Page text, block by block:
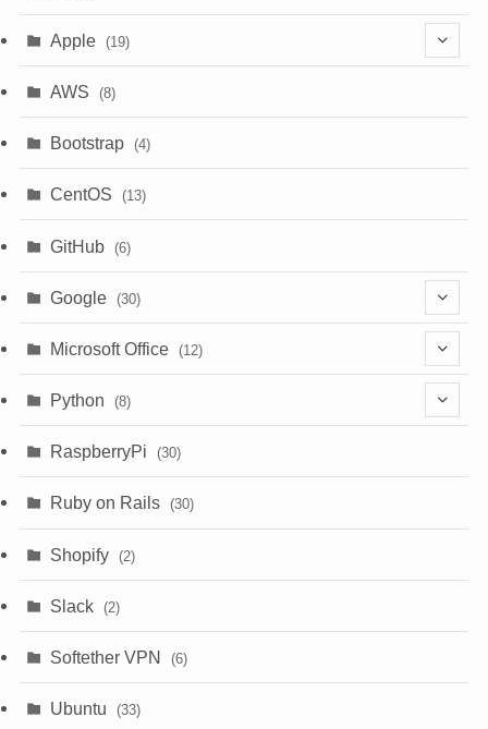
Apple (19)
(1)
(18)
AWS (8)
Bootstrap (4)
CentOS (13)
GitHub (6)
Google (30)
(6)
(1)
(3)
Microsoft Office (12)
(9)
Python (8)
(1)
RaspberryPi (30)
Ruby on Rails (30)
Shopify (2)
Slack (2)
Softether VPN (6)
Ubuntu (33)